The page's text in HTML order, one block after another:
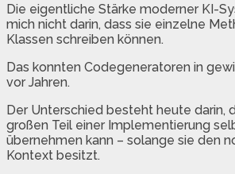
Die eigentliche Stärke moderner KI-
mich nicht darin, dass sie einzelne
Klassen schreiben können.
Das konnten Codegeneratoren in
vor Jahren.
Der Unterschied besteht heute darin,
großen Teil einer Implementierung
übernehmen kann – solange sie den
Kontext besitzt.